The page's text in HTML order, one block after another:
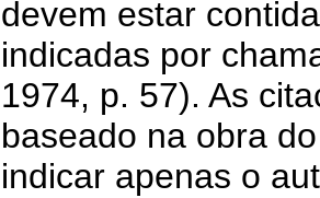
devem estar
indicadas por
1974, p. 57). As
baseado na obra
indicar apenas o